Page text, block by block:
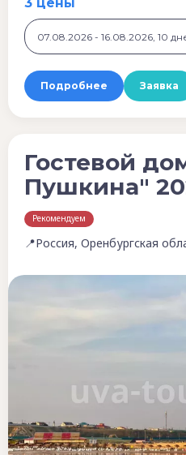
Подробнее Заявка
Гостевой
Пушкина"
Рекомендуем
📍Россия, Оренбургская